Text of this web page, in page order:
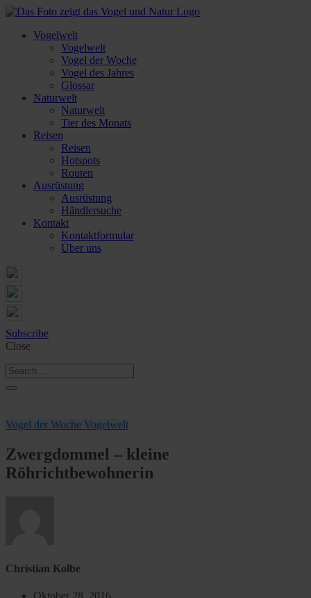
Vogelwelt
Vogelwelt
Vogel der Woche
Vogel des Jahres
Glossar
Naturwelt
Naturwelt
Tier des Monats
Reisen
Reisen
Hotspots
Routen
Ausrüstung
Ausrüstung
Händlersuche
Kontakt
Kontaktformular
Über uns
Subscribe
Close
Vogel der Woche Vogelwelt
Zwergdommel – kleine
Röhrichtbewohnerin
Christian Kolbe